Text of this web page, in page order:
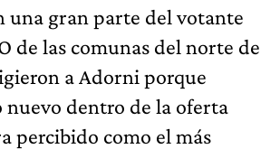
una gran parte del votante
de las comunas del norte de
a Adorni porque
nuevo dentro de la oferta
percibido como el más